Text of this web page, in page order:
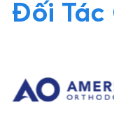
Đối Tác